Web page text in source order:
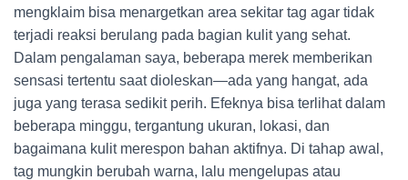
mengklaim bisa menargetkan area sekitar tag agar tidak
terjadi reaksi berulang pada bagian kulit yang sehat.
Dalam pengalaman saya, beberapa merek memberikan
sensasi tertentu saat dioleskan—ada yang hangat, ada
juga yang terasa sedikit perih. Efeknya bisa terlihat dalam
beberapa minggu, tergantung ukuran, lokasi, dan
bagaimana kulit merespon bahan aktifnya. Di tahap awal,
tag mungkin berubah warna, lalu mengelupas atau